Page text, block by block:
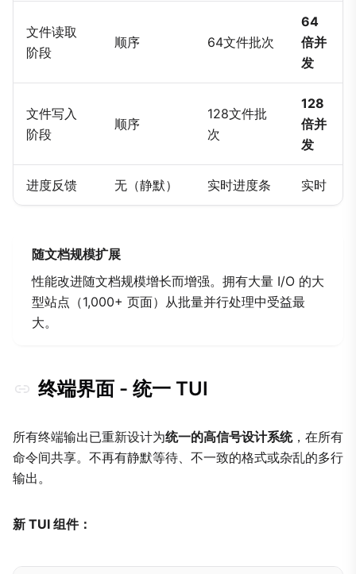
文件读取
阶段
顺序 64文件批次
64
倍并
发
文件写入
阶段
顺序
128文件批
次
128
倍并
发
进度反馈 无（静默） 实时进度条 实时
随文档规模扩展
性能改进随文档规模增长而增强。拥有大量 I/O 的大
型站点（1,000+ 页面）从批量并行处理中受益最
大。
终端界面 - 统一 TUI
所有终端输出已重新设计为统一的高信号设计系统，在所有
命令间共享。不再有静默等待、不一致的格式或杂乱的多行
输出。
新 TUI 组件：